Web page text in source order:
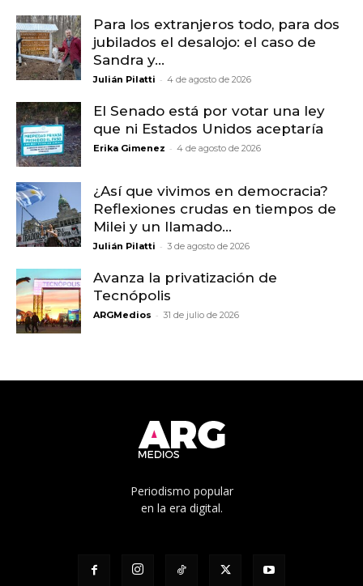
Para los extranjeros todo, para dos
jubilados el desalojo: el caso de
Sandra y...
Julián Pilatti - 4 de agosto de 2026
El Senado está por votar una ley
que ni Estados Unidos aceptaría
Erika Gimenez - 4 de agosto de 2026
¿Así que vivimos en democracia?
Reflexiones crudas en tiempos de
Milei y un llamado...
Julián Pilatti - 3 de agosto de 2026
Avanza la privatización de
Tecnópolis
ARGMedios - 31 de julio de 2026
Periodismo popular
en la era digital.